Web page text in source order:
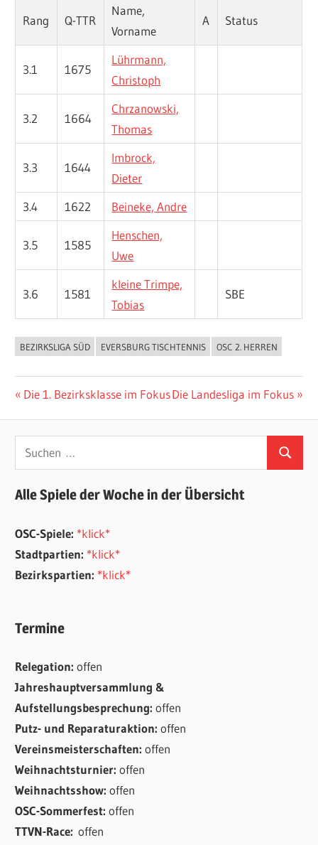
Rang Q-TTR
Name,
Vorname
A Status
3.1 1675
Lührmann,
Christoph
3.2 1664
Chrzanowski,
Thomas
3.3 1644
Imbrock,
Dieter
3.4
1622 Beineke, Andre
3.5 1585
Henschen,
Uwe
3.6 1581
kleine Trimpe,
Tobias
SBE
ALLGEMEIN
BEZIRKSLIGA SÜD EVERSBURG TISCHTENNIS OSC 2. HERREN
Beitragsnavigation
Vorheriger
Die 1. Bezirksklasse im FokusNächster
Die Landesliga im Fokus
Suchen
nach:
Suchen
Alle Spiele der Woche in der Übersicht
OSC-Spiele: *klick*
Stadtpartien: *klick*
Bezirkspartien: *klick*
Termine
Relegation:offen
Jahreshauptversammlung &
Aufstellungsbesprechung:offen
Putz- und Reparaturaktion:offen
Vereinsmeisterschaften:offen
Weihnachtsturnier:offen
Weihnachtsshow:offen
OSC-Sommerfest:offen
TTVN-Race:offen